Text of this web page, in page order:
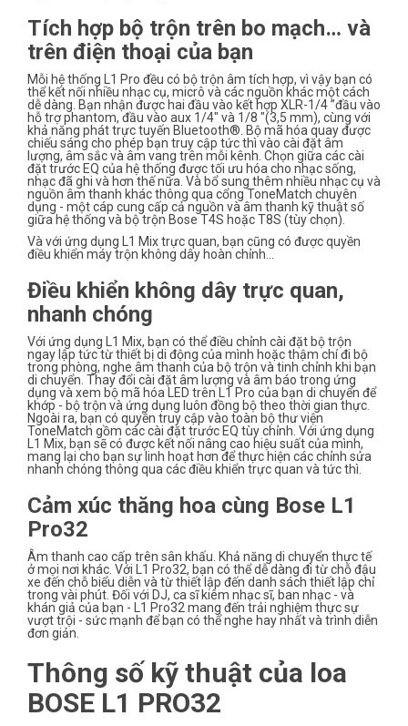
Tích hợp bộ trộn trên bo mạch… và
trên điện thoại của bạn
Mỗi hệ thống L1 Pro đều có bộ trộn âm tích hợp, vì vậy bạn có
thể kết nối nhiều nhạc cụ, micrô và các nguồn khác một cách
dễ dàng. Bạn nhận được hai đầu vào kết hợp XLR-1/4 ”đầu vào
hỗ trợ phantom, đầu vào aux 1/4" và 1/8 "(3,5 mm), cùng với
khả năng phát trực tuyến Bluetooth®. Bộ mã hóa quay được
chiếu sáng cho phép bạn truy cập tức thì vào cài đặt âm
lượng, âm sắc và âm vang trên mỗi kênh. Chọn giữa các cài
đặt trước EQ của hệ thống được tối ưu hóa cho nhạc sống,
nhạc đã ghi và hơn thế nữa. Và bổ sung thêm nhiều nhạc cụ và
nguồn âm thanh khác thông qua cổng ToneMatch chuyên
dụng - một cáp cung cấp cả nguồn và âm thanh kỹ thuật số
giữa hệ thống và bộ trộn Bose T4S hoặc T8S (tùy chọn).
Và với ứng dụng L1 Mix trực quan, bạn cũng có được quyền
điều khiển máy trộn không dây hoàn chỉnh…
Điều khiển không dây trực quan,
nhanh chóng
Với ứng dụng L1 Mix, bạn có thể điều chỉnh cài đặt bộ trộn
ngay lập tức từ thiết bị di động của mình hoặc thậm chí đi bộ
trong phòng, nghe âm thanh của bộ trộn và tinh chỉnh khi bạn
di chuyển. Thay đổi cài đặt âm lượng và âm báo trong ứng
dụng và xem bộ mã hóa LED trên L1 Pro của bạn di chuyển để
khớp - bộ trộn và ứng dụng luôn đồng bộ theo thời gian thực.
Ngoài ra, bạn có quyền truy cập vào toàn bộ thư viện
ToneMatch gồm các cài đặt trước EQ tùy chỉnh. Với ứng dụng
L1 Mix, bạn sẽ có được kết nối nâng cao hiệu suất của mình,
mang lại cho bạn sự linh hoạt hơn để thực hiện các chỉnh sửa
nhanh chóng thông qua các điều khiển trực quan và tức thì.
Cảm xúc thăng hoa cùng Bose L1
Pro32
Âm thanh cao cấp trên sân khấu. Khả năng di chuyển thực tế
ở mọi nơi khác. Với L1 Pro32, bạn có thể dễ dàng đi từ chỗ đậu
xe đến chỗ biểu diễn và từ thiết lập đến danh sách thiết lập chỉ
trong vài phút. Đối với DJ, ca sĩ kiêm nhạc sĩ, ban nhạc - và
khán giả của bạn - L1 Pro32 mang đến trải nghiệm thực sự
vượt trội - sức mạnh để bạn có thể nghe hay nhất và trình diễn
đơn giản.
Thông số kỹ thuật của loa
BOSE L1 PRO32